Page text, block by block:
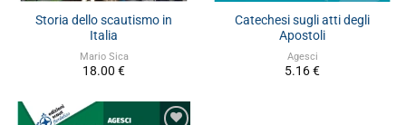
Storia dello scautismo in
Italia
Mario Sica
18.00 €
Catechesi sugli atti degli
Apostoli
Agesci
5.16€